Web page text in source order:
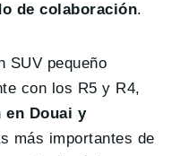
de colaboración.
SUV pequeño
con los R5 y R4,
en Douai y
más importantes de